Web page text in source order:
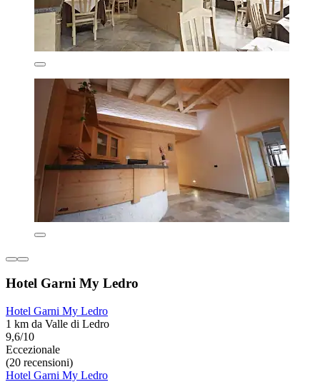
Hotel Garni My Ledro
Hotel Garni My Ledro
1 km da Valle di Ledro
9,6/10
Eccezionale
(20 recensioni)
Hotel Garni My Ledro